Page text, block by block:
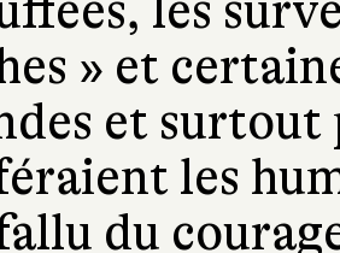
» et
et surtout
les
du